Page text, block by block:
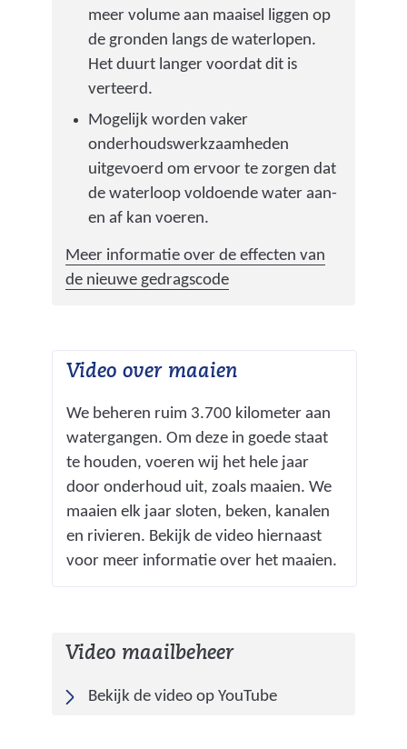
meer volume aan maaisel liggen op
de gronden langs de waterlopen.
Het duurt langer voordat dit is
verteerd.
Mogelijk worden vaker
onderhoudswerkzaamheden
uitgevoerd om ervoor te zorgen dat
de waterloop voldoende water aan-
en af kan voeren.
Meer informatie over de effecten van
de nieuwe gedragscode
Video over maaien
We beheren ruim 3.700 kilometer aan
watergangen. Om deze in goede staat
te houden, voeren wij het hele jaar
door onderhoud uit, zoals maaien. We
maaien elk jaar sloten, beken, kanalen
en rivieren. Bekijk de video hiernaast
voor meer informatie over het maaien.
Video maailbeheer
Bekijk de video op YouTube(